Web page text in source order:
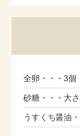
全卵・・・3個
砂糖・・・大
うすくち醤油